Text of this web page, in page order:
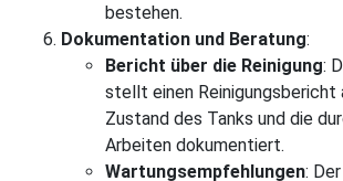
bestehen.
Dokumentation und Beratung:
Bericht über die Reinigung:
stellt einen Reinigungsbericht
Zustand des Tanks und die
Arbeiten dokumentiert.
Wartungsempfehlungen: